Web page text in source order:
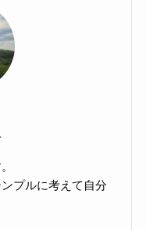
プルに考えて自分